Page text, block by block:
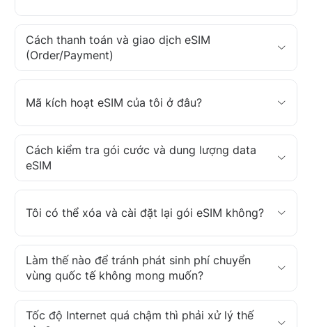
Cách thanh toán và giao dịch eSIM
(Order/Payment)
Mã kích hoạt eSIM của tôi ở đâu?
Cách kiểm tra gói cước và dung lượng data
eSIM
Tôi có thể xóa và cài đặt lại gói eSIM không?
Làm thế nào để tránh phát sinh phí chuyển
vùng quốc tế không mong muốn?
Tốc độ Internet quá chậm thì phải xử lý thế